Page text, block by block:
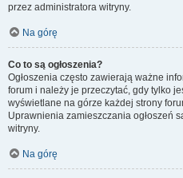
przez administratora witryny.
Na górę
Co to są ogłoszenia?
Ogłoszenia często zawierają ważne
forum i należy je przeczytać, gdy tylko
wyświetlane na górze każdej strony
Uprawnienia zamieszczania ogłoszeń
witryny.
Na górę